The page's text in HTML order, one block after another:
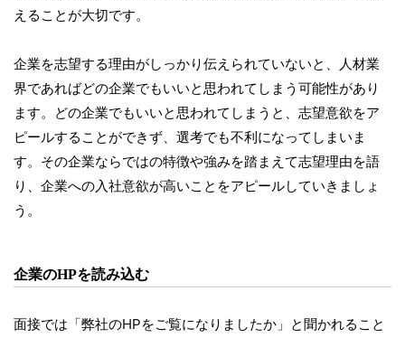
えることが大切です。
企業を志望する理由がしっかり伝えられていないと、人材業
界であればどの企業でもいいと思われてしまう可能性があり
ます。どの企業でもいいと思われてしまうと、志望意欲をア
ピールすることができず、選考でも不利になってしまいま
す。その企業ならではの特徴や強みを踏まえて志望理由を語
り、企業への入社意欲が高いことをアピールしていきましょ
う。
企業のHPを読み込む
面接では「弊社のHPをご覧になりましたか」と聞かれること